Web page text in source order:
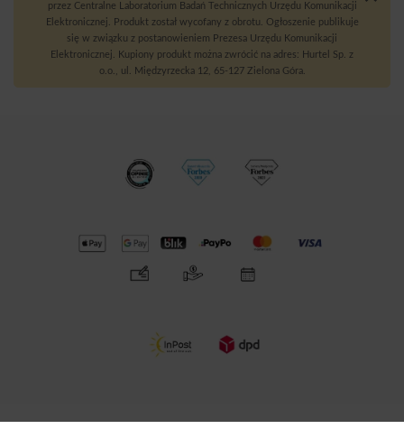
przez Centralne Laboratorium Badań Technicznych Urzędu Komunikacji
Elektronicznej. Produkt został wycofany z obrotu. Ogłoszenie publikuje
się w związku z postanowieniem Prezesa Urzędu Komunikacji
Elektronicznej. Kupiony produkt można zwrócić na adres: Hurtel Sp. z
o.o., ul. Międzyrzecka 12, 65-127 Zielona Góra.